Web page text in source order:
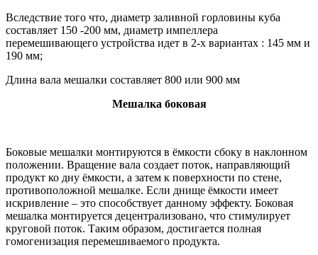
Вследствие того что, диаметр заливной горловины куба
составляет 150 -200 мм, диаметр импеллера
перемешивающего устройства идет в 2-х вариантах : 145 мм и
190 мм;
Длина вала мешалки составляет 800 или 900 мм
Мешалка боковая
Боковые мешалки монтируются в ёмкости сбоку в наклонном
положении. Вращение вала создает поток, направляющий
продукт ко дну ёмкости, а затем к поверхности по стене,
противоположной мешалке. Если днище ёмкости имеет
искривление – это способствует данному эффекту. Боковая
мешалка монтируется децентрализовано, что стимулирует
круговой поток. Таким образом, достигается полная
гомогенизация перемешиваемого продукта.